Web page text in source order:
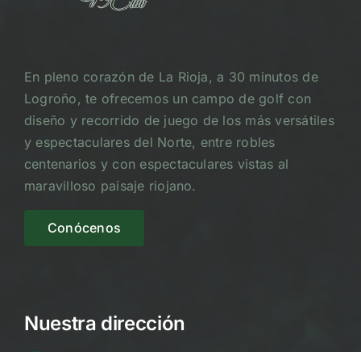
En pleno corazón de La Rioja, a 30 minutos de
Logroño, te ofrecemos un campo de golf con
diseño y recorrido de juego de los más versátiles
y espectaculares del Norte, entre robles
centenarios y con espectaculares vistas al
maravilloso paisaje riojano.
Conócenos
Nuestra dirección